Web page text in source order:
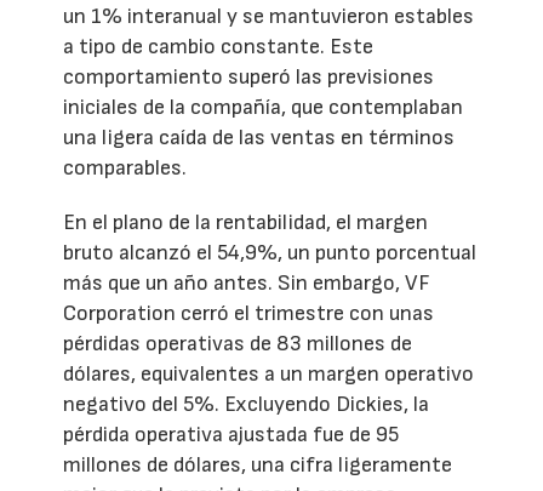
un 1% interanual y se mantuvieron estables
a tipo de cambio constante. Este
comportamiento superó las previsiones
iniciales de la compañía, que contemplaban
una ligera caída de las ventas en términos
comparables.
En el plano de la rentabilidad, el margen
bruto alcanzó el 54,9%, un punto porcentual
más que un año antes. Sin embargo, VF
Corporation cerró el trimestre con unas
pérdidas operativas de 83 millones de
dólares, equivalentes a un margen operativo
negativo del 5%. Excluyendo Dickies, la
pérdida operativa ajustada fue de 95
millones de dólares, una cifra ligeramente